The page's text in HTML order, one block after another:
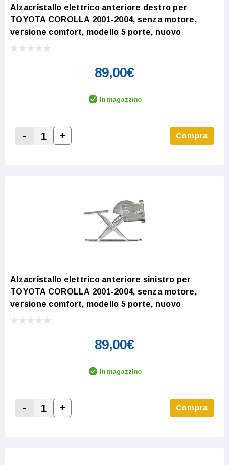
Alzacristallo elettrico anteriore destro per
TOYOTA COROLLA 2001-2004, senza motore,
versione comfort, modello 5 porte, nuovo
89,00€
In magazzino
Decrease Quantity:
-
Increase Quantity:
+ Compra
Alzacristallo elettrico anteriore sinistro per
TOYOTA COROLLA 2001-2004, senza motore,
versione comfort, modello 5 porte, nuovo
89,00€
In magazzino
Decrease Quantity:
-
Increase Quantity:
+ Compra